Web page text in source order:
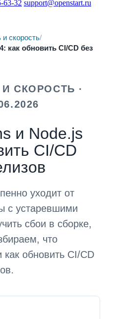
63-32 support@openstart.ru
и скорость/
как обновить CI/CD без
СКОРОСТЬ ·
и Node.js
CI/CD
уходит от
с устаревшими
сбои в сборке,
что
как обновить CI/CD